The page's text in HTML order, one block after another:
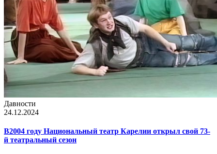
Давности
24.12.2024
В2004 году Национальный театр Карелии открыл свой 73-
й театральный сезон